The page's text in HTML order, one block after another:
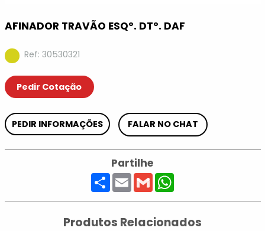
AFINADOR TRAVÃO ESQº. DTº. DAF
Ref: 30530321
Pedir Cotação
PEDIR INFORMAÇÕES FALAR NO CHAT
Partilhe
ShareEmailGmail
Produtos Relacionados